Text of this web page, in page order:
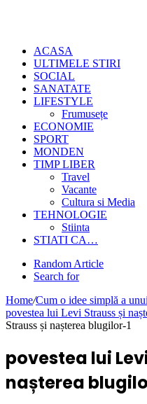
ACASA
ULTIMELE STIRI
SOCIAL
SANATATE
LIFESTYLE
Frumusețe
ECONOMIE
SPORT
MONDEN
TIMP LIBER
Travel
Vacante
Cultura si Media
TEHNOLOGIE
Stiinta
STIATI CA…
Random Article
Search for
Home/Cum o idee simplă a
povestea lui Levi Strauss și
Strauss și nașterea blugilor-1
povestea lui
nașterea